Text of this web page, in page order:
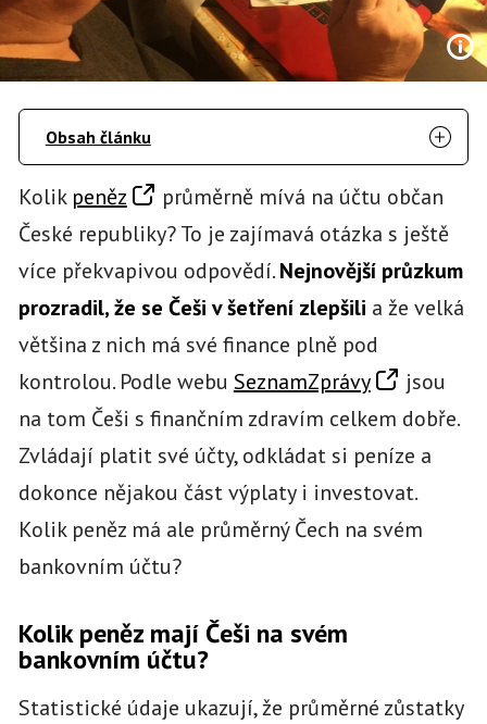
Obsah článku
Kolik peněz
průměrně mívá na účtu občan
České republiky? To je zajímavá otázka s ještě
více překvapivou odpovědí.Nejnovější průzkum
prozradil, že se Češi v šetření zlepšili a že velká
většina z nich má své finance plně pod
kontrolou. Podle webu SeznamZprávy
jsou
na tom Češi s finančním zdravím celkem dobře.
Zvládají platit své účty, odkládat si peníze a
dokonce nějakou část výplaty i investovat.
Kolik peněz má ale průměrný Čech na svém
bankovním účtu?
Kolik peněz mají Češi na svém
bankovním účtu?
Statistické údaje ukazují, že průměrné zůstatky